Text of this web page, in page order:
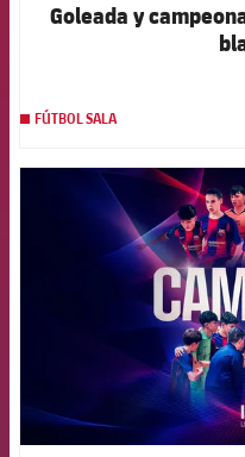
Goleada y
FÚTBOL SALA